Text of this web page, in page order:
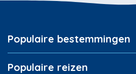
Populaire bestemmingen
Populaire reizen